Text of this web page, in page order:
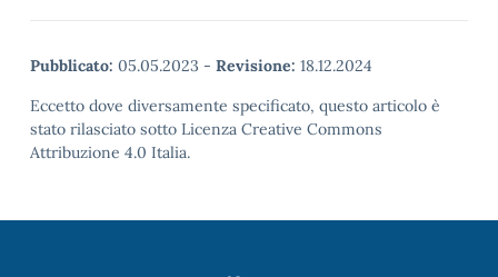
Pubblicato: 05.05.2023 - Revisione: 18.12.2024
Eccetto dove diversamente specificato, questo articolo è
stato rilasciato sotto Licenza Creative Commons
Attribuzione 4.0 Italia.